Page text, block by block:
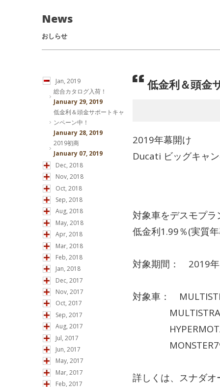
News
おしらせ
Jan, 2019
総合カタログ入荷！
January 29, 2019
低金利＆頭金サポートキャ
ンペーン中！
January 28, 2019
2019初商
January 07, 2019
Dec, 2018
Nov, 2018
Oct, 2018
Sep, 2018
Aug, 2018
May, 2018
Apr, 2018
Mar, 2018
Feb, 2018
Jan, 2018
Dec, 2017
Nov, 2017
Oct, 2017
Sep, 2017
Aug, 2017
Jul, 2017
Jun, 2017
May, 2017
Mar, 2017
Feb, 2017
低金利＆頭金
2019年幕開け
Ducati ビッグキャ
対象車をデスモプ
低金利1.99％(実質
対象期間： 2019年
対象車：
詳しくは、スナダオ